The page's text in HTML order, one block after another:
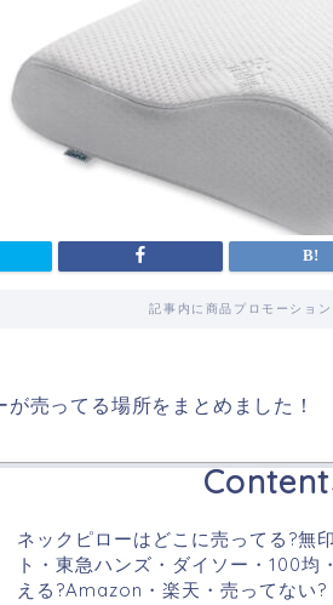
記事内に商品プロモーショ
が売ってる場所をまとめました！
ネックピローはどこに売ってる?無
ト・東急ハンズ・ダイソー・100
える?Amazon・楽天・売ってない?